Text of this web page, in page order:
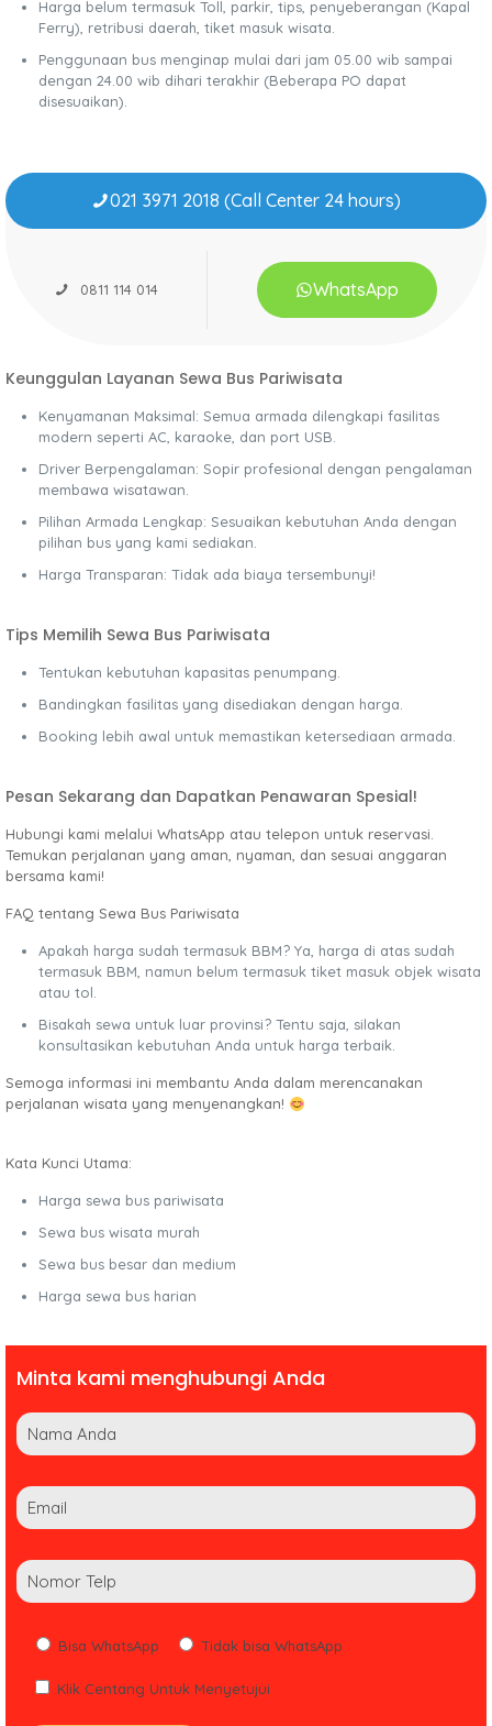
Harga belum termasuk Toll, parkir, tips, penyeberangan (Kapal
Ferry), retribusi daerah, tiket masuk wisata.
Penggunaan bus menginap mulai dari jam 05.00 wib sampai
dengan 24.00 wib dihari terakhir (Beberapa PO dapat
disesuaikan).
021 3971 2018 (Call Center 24 hours)
0811 114 014 WhatsApp
Keunggulan Layanan Sewa Bus Pariwisata
Kenyamanan Maksimal: Semua armada dilengkapi fasilitas
modern seperti AC, karaoke, dan port USB.
Driver Berpengalaman: Sopir profesional dengan pengalaman
membawa wisatawan.
Pilihan Armada Lengkap: Sesuaikan kebutuhan Anda dengan
pilihan bus yang kami sediakan.
Harga Transparan: Tidak ada biaya tersembunyi!
Tips Memilih Sewa Bus Pariwisata
Tentukan kebutuhan kapasitas penumpang.
Bandingkan fasilitas yang disediakan dengan harga.
Booking lebih awal untuk memastikan ketersediaan armada.
Pesan Sekarang dan Dapatkan Penawaran Spesial!
Hubungi kami melalui WhatsApp atau telepon untuk reservasi.
Temukan perjalanan yang aman, nyaman, dan sesuai anggaran
bersama kami!
FAQ tentang Sewa Bus Pariwisata
Apakah harga sudah termasuk BBM? Ya, harga di atas sudah
termasuk BBM, namun belum termasuk tiket masuk objek wisata
atau tol.
Bisakah sewa untuk luar provinsi? Tentu saja, silakan
konsultasikan kebutuhan Anda untuk harga terbaik.
Semoga informasi ini membantu Anda dalam merencanakan
perjalanan wisata yang menyenangkan!
Kata Kunci Utama:
Harga sewa bus pariwisata
Sewa bus wisata murah
Sewa bus besar dan medium
Harga sewa bus harian
Minta kami menghubungi Anda
Bisa WhatsApp Tidak bisa WhatsApp
Klik Centang Untuk Menyetujui